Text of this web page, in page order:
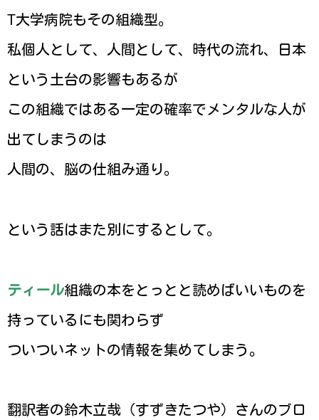
T大学病院もその組織型。
私個人として、人間として、時代の流れ、日本
という土台の影響もあるが
この組織ではある一定の確率でメンタルな人が
出てしまうのは
人間の、脳の仕組み通り。
という話はまた別にするとして。
ティール組織の本をとっとと読めばいいものを
持っているにも関わらず
ついついネットの情報を集めてしまう。
翻訳者の鈴木立哉（すずきたつや）さんのブロ